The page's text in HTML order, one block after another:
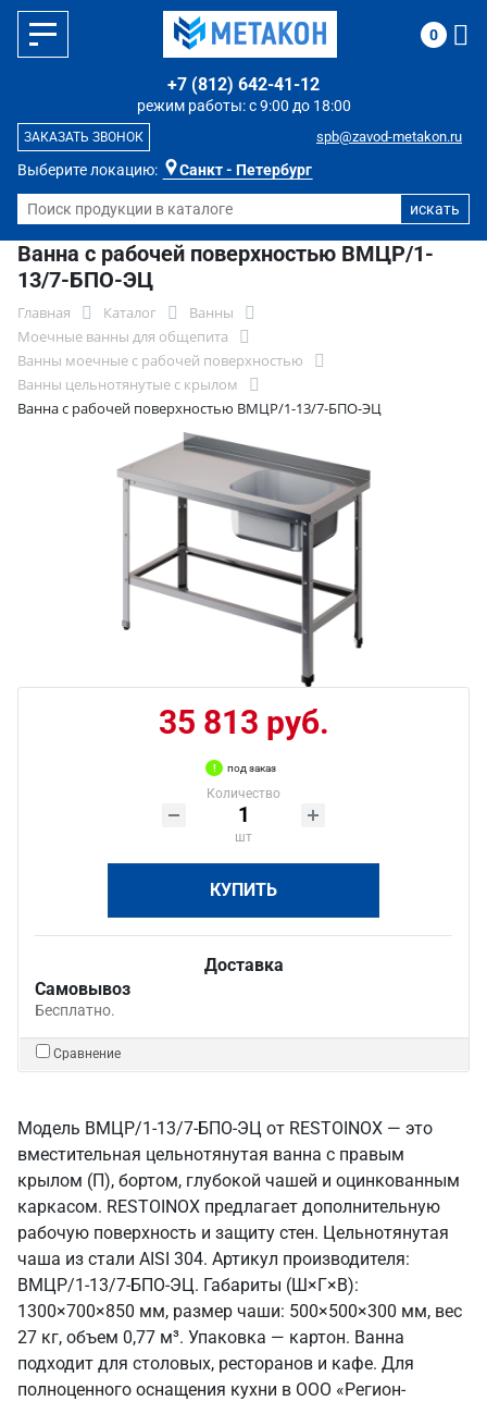
Выберите локацию: Санкт - Петербург
режим работы: с 9:00 до 18:00
+7 (812) 642-41-12
spb@zavod-metakon.ru
ЗАКАЗАТЬ ЗВОНОК
0
Ванна с рабочей поверхностью ВМЦР/1-
13/7-БПО-ЭЦ
Главная Каталог
Ванны
Моечные ванны для общепита
Ванны моечные с рабочей поверхностью
Ванны цельнотянутые с крылом
Ванна с рабочей поверхностью ВМЦР/1-13/7-БПО-ЭЦ
35 813 руб.
под заказ
Количество
шт
КУПИТЬ
Доставка
Самовывоз
Бесплатно.
Сравнение
Модель ВМЦР/1-13/7-БПО-ЭЦ от RESTOINOX — это
вместительная цельнотянутая ванна с правым
крылом (П), бортом, глубокой чашей и оцинкованным
каркасом. RESTOINOX предлагает дополнительную
рабочую поверхность и защиту стен. Цельнотянутая
чаша из стали AISI 304. Артикул производителя:
ВМЦР/1-13/7-БПО-ЭЦ. Габариты (Ш×Г×В):
1300×700×850 мм, размер чаши: 500×500×300 мм, вес
27 кг, объем 0,77 м³. Упаковка — картон. Ванна
подходит для столовых, ресторанов и кафе. Для
полноценного оснащения кухни в ООО «Регион-